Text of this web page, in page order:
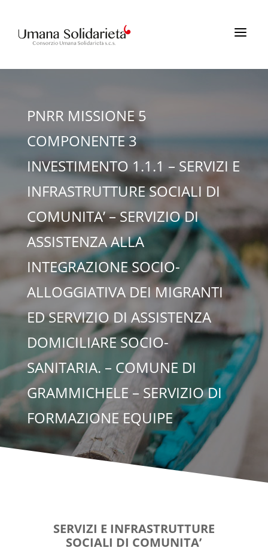
a
PNRR MISSIONE 5
COMPONENTE 3
INVESTIMENTO 1.1.1 – SERVIZI E
INFRASTRUTTURE SOCIALI DI
COMUNITA’ – SERVIZIO DI
ASSISTENZA ALLA
INTEGRAZIONE SOCIO-
ALLOGGIATIVA DEI MIGRANTI
ED SERVIZIO DI ASSISTENZA
DOMICILIARE SOCIO-
SANITARIA. – COMUNE DI
GRAMMICHELE – SERVIZIO DI
FORMAZIONE EQUIPE
SERVIZI E INFRASTRUTTURE
SOCIALI DI COMUNITA’